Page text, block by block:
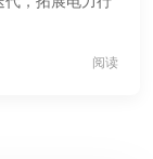
阅读